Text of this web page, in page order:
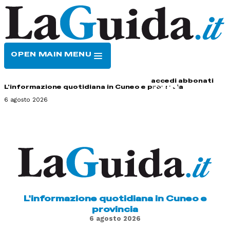
OPEN MAIN MENU
accedi abbonati
L'informazione quotidiana in Cuneo e provincia
6 agosto 2026
L'informazione quotidiana in Cuneo e
provincia
6 agosto 2026